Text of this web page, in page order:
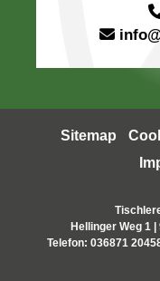
Sitemap
Hellinger Weg 1
Telefon: 036871